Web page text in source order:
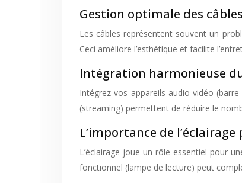
Gestion optimale des
Les câbles représentent souvent un
Ceci améliore l’esthétique et facilite
Intégration harmonieuse
Intégrez vos appareils audio-vidéo
(streaming) permettent de réduire le
L’importance de
L’éclairage joue un rôle essentiel pour
fonctionnel (lampe de lecture) peut